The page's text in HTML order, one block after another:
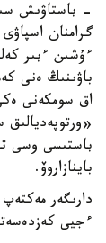
گرامنان
ءۇشىن ءبىر
اق سومكەنى
باستىسى وسى
باينازاروۆ.
دارىگەر مەكتەپ
ءجيى